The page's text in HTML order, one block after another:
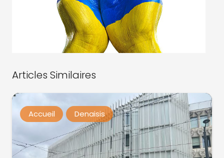
Articles Similaires
Accueil Denaisis